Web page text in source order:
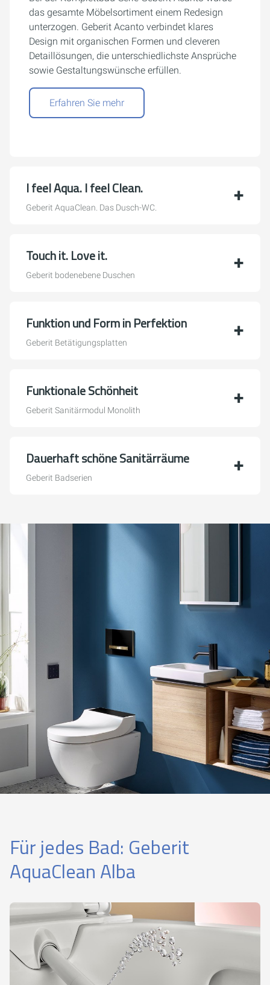
das gesamte Möbelsortiment einem Redesign
unterzogen. Geberit Acanto verbindet klares
Design mit organischen Formen und cleveren
Detaillösungen, die unterschiedlichste Ansprüche
sowie Gestaltungswünsche erfüllen.
Erfahren Sie mehr
I feel Aqua. I feel Clean.
Geberit AquaClean. Das Dusch-WC.
Touch it. Love it.
Geberit bodenebene Duschen
Funktion und Form in Perfektion
Geberit Betätigungsplatten
Funktionale Schönheit
Geberit Sanitärmodul Monolith
Dauerhaft schöne Sanitärräume
Geberit Badserien
Für jedes Bad: Geberit
AquaClean Alba